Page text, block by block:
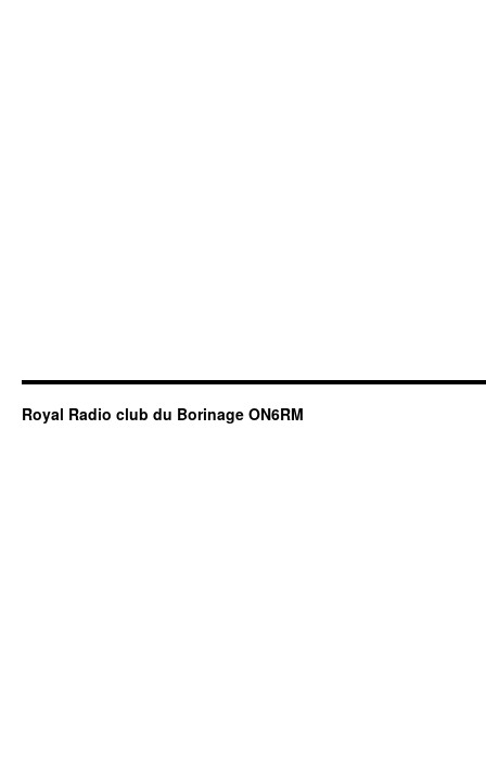
Royal Radio club du Borinage ON6RM